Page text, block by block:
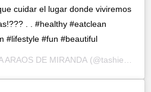
cuidar el lugar donde viviremos
. . #healthy #eatclean
#lifestyle #fun #beautiful
ARAOS DE MIRANDA (@tashie_net) on